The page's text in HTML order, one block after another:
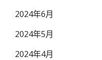
2024年6月
2024年5月
2024年4月